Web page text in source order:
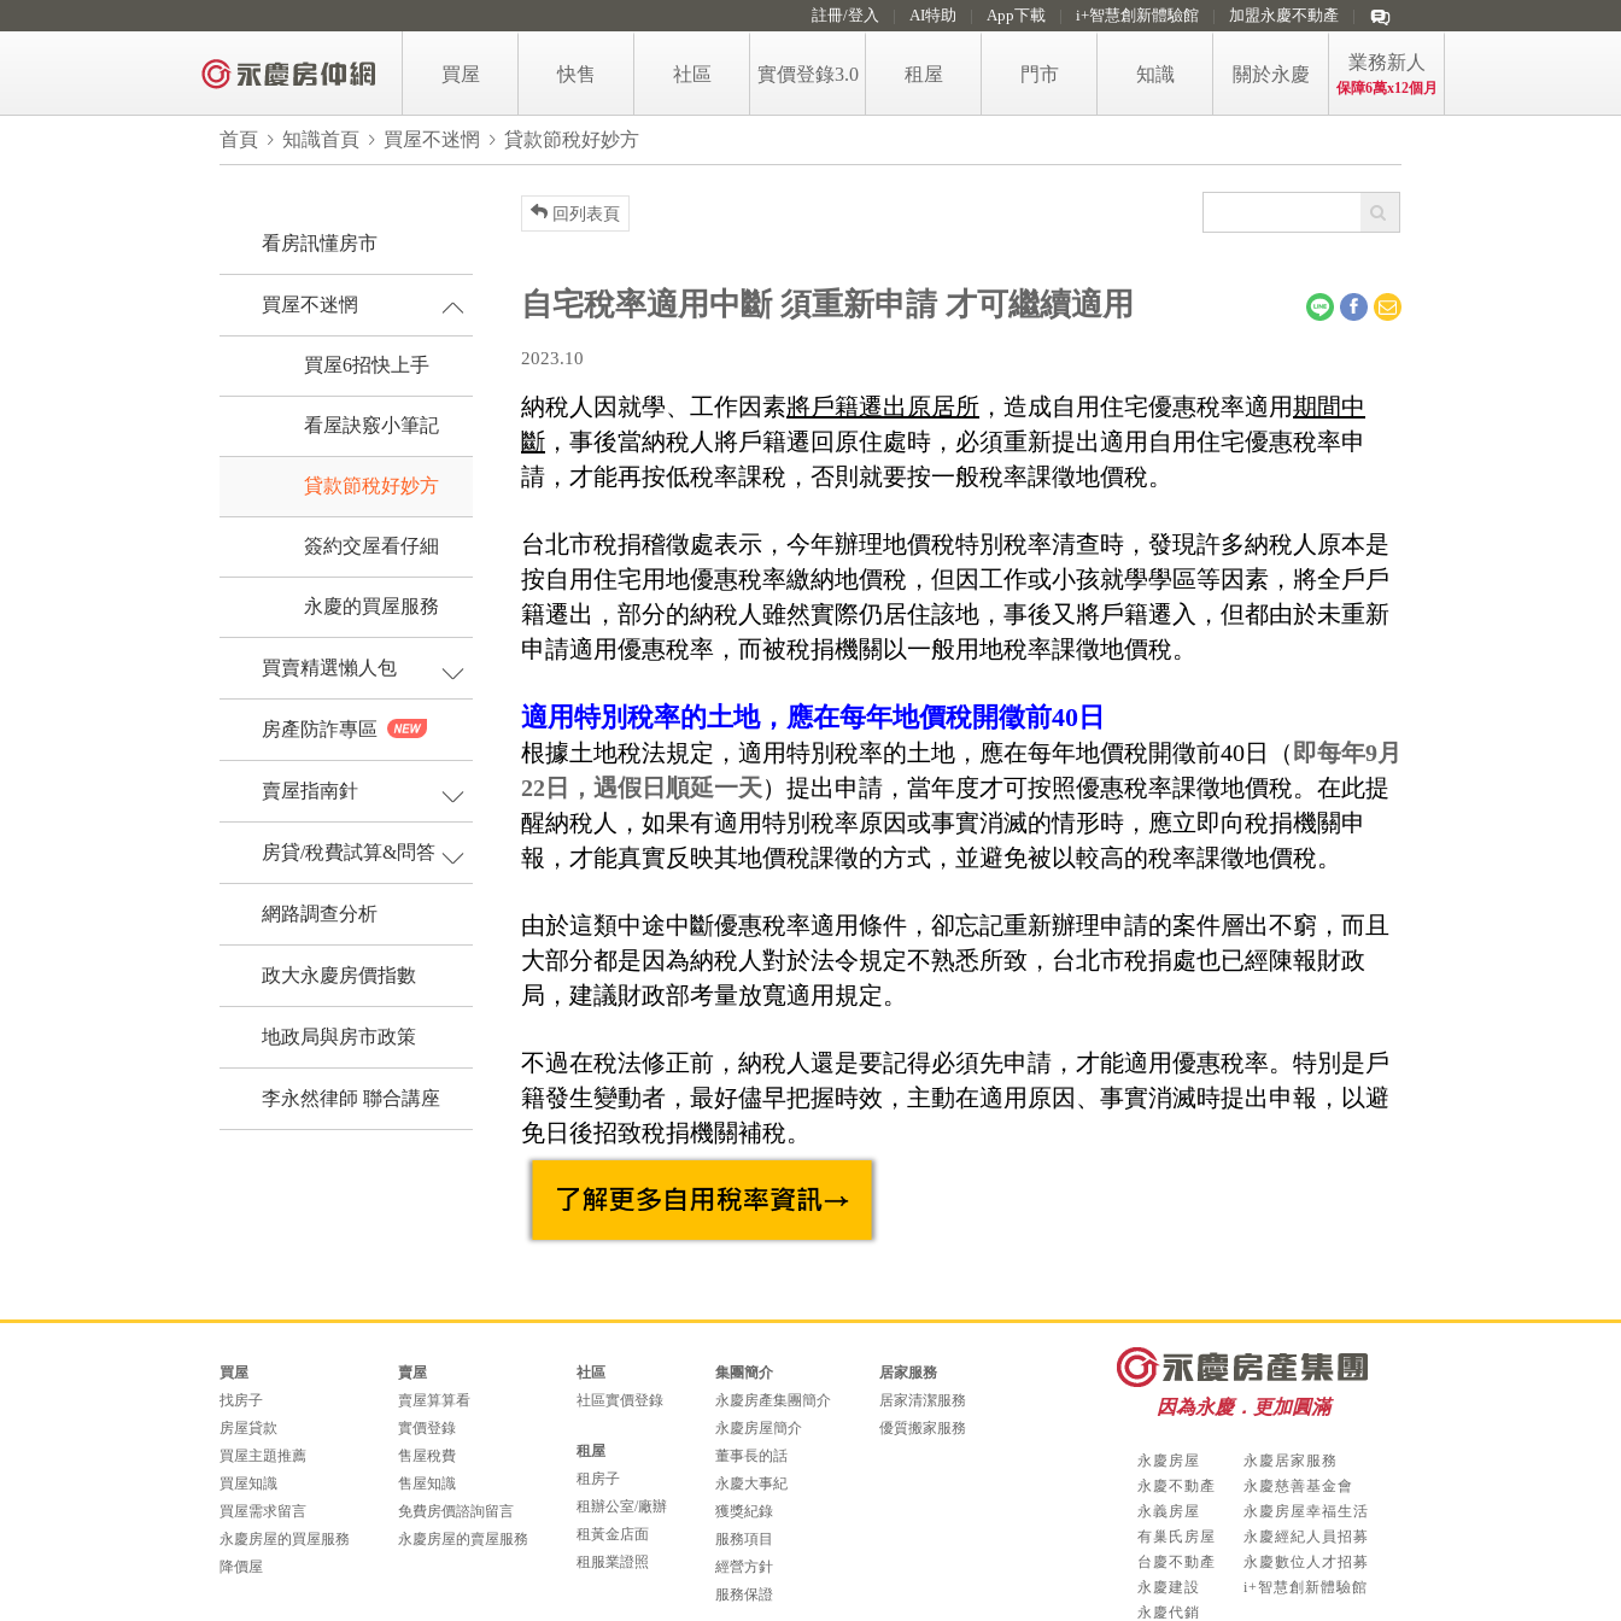
註冊/登入 AI特助 App下載 i+智慧創新體驗館 加盟永慶不動產
買屋
區域找房
3年內新屋
降價屋
買屋主題推薦
買屋需求留言
買屋試算
快售
售屋房價即時算
賣屋知識
格局圖工具
社區 實價登錄3.0 租屋 門市 知識
屋主售屋的稅
政大永慶房價指數
永慶房屋 五大第一
關於永慶
業務新人
保障6萬x12個月
首頁 知識首頁 買屋不迷惘 貸款節稅好妙方
看房訊懂房市
買屋不迷惘
買屋6招快上手
看屋訣竅小筆記
貸款節稅好妙方
簽約交屋看仔細
永慶的買屋服務
買賣精選懶人包
房產防詐專區
賣屋指南針
房貸/稅費試算&問答
網路調查分析
政大永慶房價指數
地政局與房市政策
李永然律師 聯合講座
回列表頁
自宅稅率適用中斷 須重新申請 才可繼續適用
2023.10
納稅人因就學、工作因素將戶籍遷出原居所 ，造成自用住宅優惠稅率適用期間中
斷 ，事後當納稅人將戶籍遷回原住處時，必須重新提出適用自用住宅優惠稅率申
請，才能再按低稅率課稅，否則就要按一般稅率課徵地價稅。
台北市稅捐稽徵處表示，今年辦理地價稅特別稅率清查時，發現許多納稅人原本是
按自用住宅用地優惠稅率繳納地價稅，但因工作或小孩就學學區等因素，將全戶戶
籍遷出，部分的納稅人雖然實際仍居住該地，事後又將戶籍遷入，但都由於未重新
申請適用優惠稅率，而被稅捐機關以一般用地稅率課徵地價稅。
適用特別稅率的土地，應在每年地價稅開徵前40日
根據土地稅法規定，適用特別稅率的土地，應在每年地價稅開徵前40日（ 即每年9月
22日，遇假日順延一天）提出申請，當年度才可按照優惠稅率課徵地價稅。在此提
醒納稅人，如果有適用特別稅率原因或事實消滅的情形時，應立即向稅捐機關申
報，才能真實反映其地價稅課徵的方式，並避免被以較高的稅率課徵地價稅。
由於這類中途中斷優惠稅率適用條件，卻忘記重新辦理申請的案件層出不窮，而且
大部分都是因為納稅人對於法令規定不熟悉所致，台北市稅捐處也已經陳報財政
局，建議財政部考量放寬適用規定。
不過在稅法修正前，納稅人還是要記得必須先申請，才能適用優惠稅率。特別是戶
籍發生變動者，最好儘早把握時效，主動在適用原因、事實消滅時提出申報，以避
免日後招致稅捐機關補稅。
買屋
找房子
房屋貸款
買屋主題推薦
買屋知識
買屋需求留言
永慶房屋的買屋服務
降價屋
賣屋
賣屋算算看
實價登錄
售屋稅費
售屋知識
免費房價諮詢留言
永慶房屋的賣屋服務
社區
社區實價登錄
租屋
租房子
租辦公室/廠辦
租黃金店面
租服業證照
集團簡介
永慶房產集團簡介
永慶房屋簡介
董事長的話
永慶大事紀
獲獎紀錄
服務項目
經營方針
服務保證
居家服務
居家清潔服務
優質搬家服務
因為永慶．更加圓滿
永慶房屋
永慶居家服務
永慶不動產
永慶慈善基金會
永義房屋
永慶房屋幸福生活
有巢氏房屋
永慶經紀人員招募
台慶不動產
永慶數位人才招募
永慶建設
i+智慧創新體驗館
永慶代銷